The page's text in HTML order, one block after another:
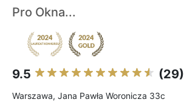
Pro Okna...
9.5 (29)
Warszawa, Jana Pawła Woronicza 33c